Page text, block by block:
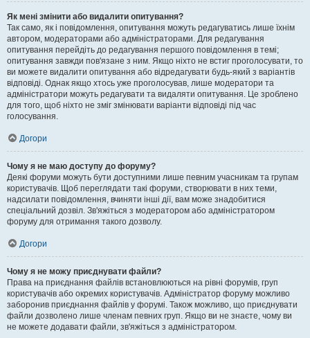
Як мені змінити або видалити опитування?
Так само, як і повідомлення, опитування можуть редагуватись лише їхнім
автором, модераторами або адміністраторами. Для редагування
опитування перейдіть до редагування першого повідомлення в темі;
опитування завжди пов'язане з ним. Якщо ніхто не встиг проголосувати, то
ви можете видалити опитування або відредагувати будь-який з варіантів
відповіді. Однак якщо хтось уже проголосував, лише модератори та
адміністратори можуть редагувати та видаляти опитування. Це зроблено
для того, щоб ніхто не зміг змінювати варіанти відповіді під час
голосування.
Догори
Чому я не маю доступу до форуму?
Деякі форуми можуть бути доступними лише певним учасникам та групам
користувачів. Щоб переглядати такі форуми, створювати в них теми,
надсилати повідомлення, вчиняти інші дії, вам може знадобитися
спеціальний дозвіл. Зв'яжіться з модератором або адміністратором
форуму для отримання такого дозволу.
Догори
Чому я не можу приєднувати файли?
Права на приєднання файлів встановлюються на рівні форумів, груп
користувачів або окремих користувачів. Адміністратор форуму можливо
заборонив приєднання файлів у форумі. Також можливо, що приєднувати
файли дозволено лише членам певних груп. Якщо ви не знаєте, чому ви
не можете додавати файли, зв'яжіться з адміністратором.